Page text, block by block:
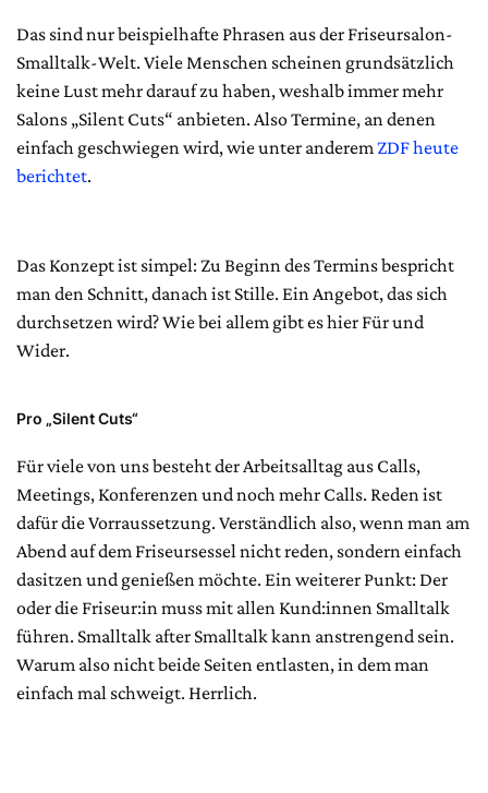
Das sind nur beispielhafte Phrasen aus der Friseursalon-
Smalltalk-Welt. Viele Menschen scheinen grundsätzlich
keine Lust mehr darauf zu haben, weshalb immer mehr
Salons „Silent Cuts“ anbieten. Also Termine, an denen
einfach geschwiegen wird, wie unter anderem ZDFheute
berichtet.
Das Konzept ist simpel: Zu Beginn des Termins bespricht
man den Schnitt, danach ist Stille. Ein Angebot, das sich
durchsetzen wird? Wie bei allem gibt es hier Für und
Wider.
Pro „Silent Cuts“
Für viele von uns besteht der Arbeitsalltag aus Calls,
Meetings, Konferenzen und noch mehr Calls. Reden ist
dafür die Vorraussetzung. Verständlich also, wenn man am
Abend auf dem Friseursessel nicht reden, sondern einfach
dasitzen und genießen möchte. Ein weiterer Punkt: Der
oder die Friseur:in muss mit allen Kund:innen Smalltalk
führen. Smalltalk after Smalltalk kann anstrengend sein.
Warum also nicht beide Seiten entlasten, in dem man
einfach mal schweigt. Herrlich.